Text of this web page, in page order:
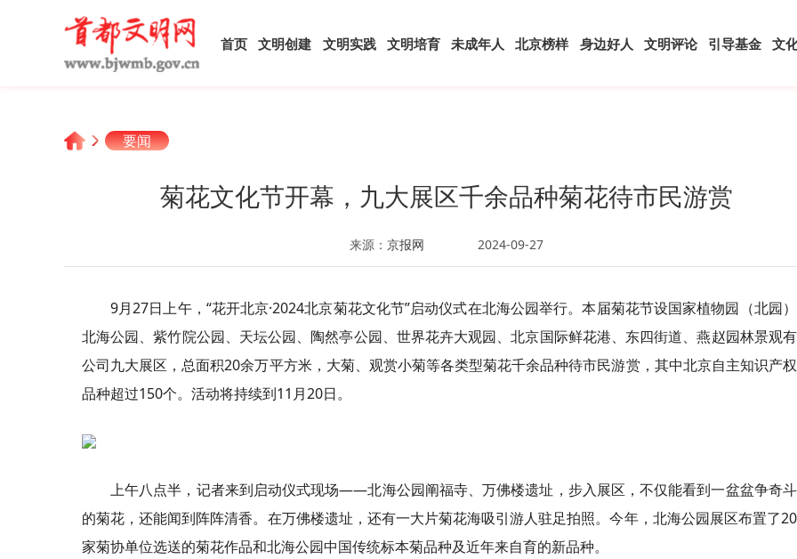
首页 文明创建 文明实践 文明培育 未成年人 北京榜样 身边好人 文明评论 引导基金 文
要闻
菊花文化节开幕，九大展区千余品种菊花待市民游赏
来源： 京报网 2024-09-27
9月27日上午，“花开北京·2024北京菊花文化节”启动仪式在北海公园举行。本届菊花节设国家植物园（北园）
北海公园、紫竹院公园、天坛公园、陶然亭公园、世界花卉大观园、北京国际鲜花港、东四街道、燕赵园林景观
公司九大展区，总面积20余万平方米，大菊、观赏小菊等各类型菊花千余品种待市民游赏，其中北京自主知识产
品种超过150个。活动将持续到11月20日。
上午八点半，记者来到启动仪式现场——北海公园阐福寺、万佛楼遗址，步入展区，不仅能看到一盆盆争奇
的菊花，还能闻到阵阵清香。在万佛楼遗址，还有一大片菊花海吸引游人驻足拍照。今年，北海公园展区布置了
家菊协单位选送的菊花作品和北海公园中国传统标本菊品种及近年来自育的新品种。